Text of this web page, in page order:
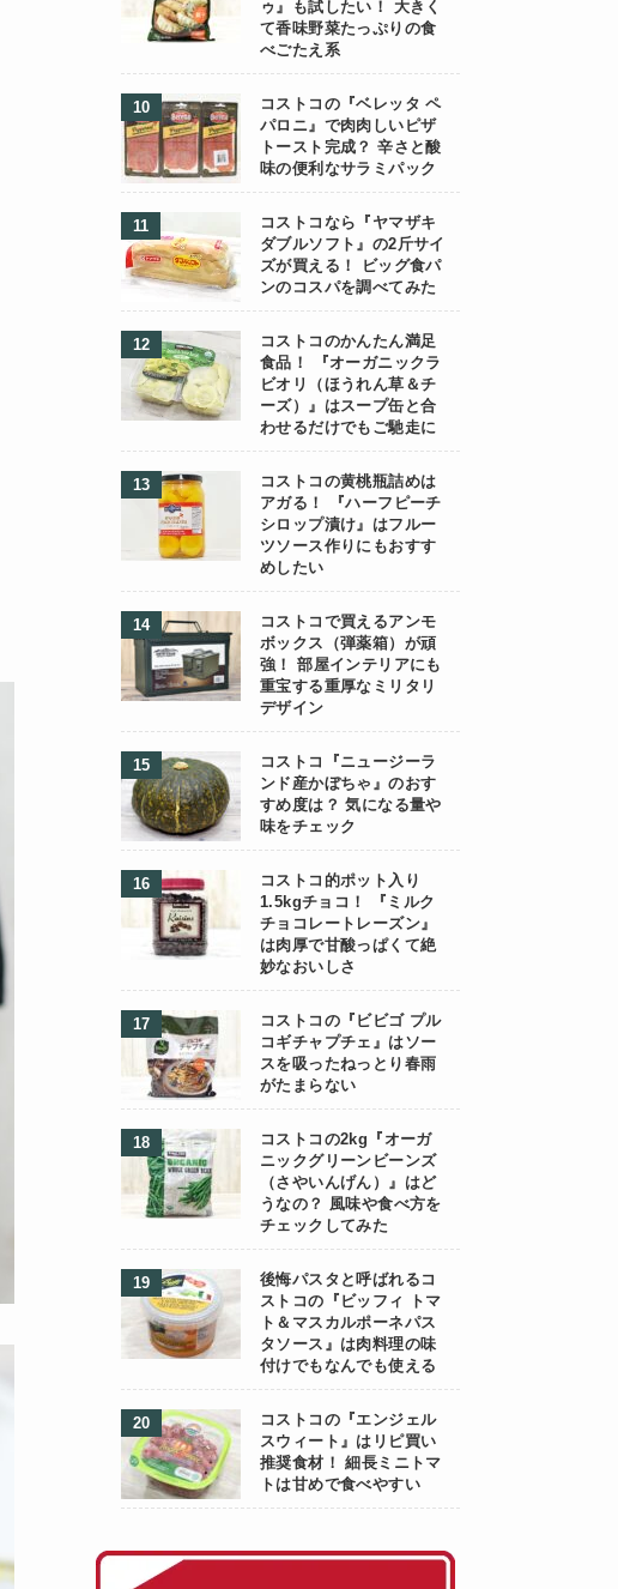
ゥ』も試したい！ 大きく
て香味野菜たっぷりの食
べごたえ系
コストコの『ベレッタ ペ
パロニ』で肉肉しいピザ
トースト完成？ 辛さと酸
味の便利なサラミパック
コストコなら『ヤマザキ
ダブルソフト』の2斤サイ
ズが買える！ ビッグ食パ
ンのコスパを調べてみた
コストコのかんたん満足
食品！ 『オーガニックラ
ビオリ（ほうれん草＆チ
ーズ）』はスープ缶と合
わせるだけでもご馳走に
コストコの黄桃瓶詰めは
アガる！ 『ハーフピーチ
シロップ漬け』はフルー
ツソース作りにもおすす
めしたい
コストコで買えるアンモ
ボックス（弾薬箱）が頑
強！ 部屋インテリアにも
重宝する重厚なミリタリ
デザイン
コストコ『ニュージーラ
ンド産かぼちゃ』のおす
すめ度は？ 気になる量や
味をチェック
コストコ的ポット入り
1.5kgチョコ！ 『ミルク
チョコレートレーズン』
は肉厚で甘酸っぱくて絶
妙なおいしさ
コストコの『ビビゴ プル
コギチャプチェ』はソー
スを吸ったねっとり春雨
がたまらない
コストコの2kg『オーガ
ニックグリーンビーンズ
（さやいんげん）』はど
うなの？ 風味や食べ方を
チェックしてみた
後悔パスタと呼ばれるコ
ストコの『ビッフィ トマ
ト＆マスカルポーネパス
タソース』は肉料理の味
付けでもなんでも使える
コストコの『エンジェル
スウィート』はリピ買い
推奨食材！ 細長ミニトマ
トは甘めで食べやすい